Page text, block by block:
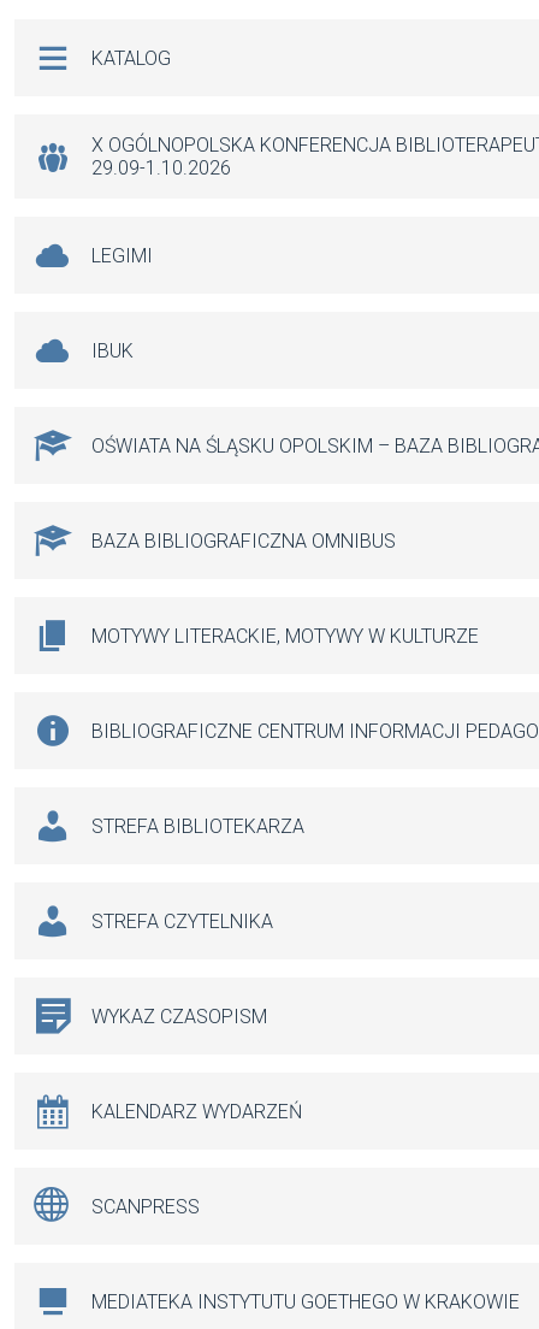
o
k
p
KATALOG
X OGÓLNOPOLSKA KONFERENCJA
29.09-1.10.2026
LEGIMI
IBUK
OŚWIATA NA ŚLĄSKU OPOLSKIM – BAZA
BAZA BIBLIOGRAFICZNA OMNIBUS
MOTYWY LITERACKIE, MOTYWY W KULTURZE
BIBLIOGRAFICZNE CENTRUM INFORMACJI
STREFA BIBLIOTEKARZA
STREFA CZYTELNIKA
WYKAZ CZASOPISM
KALENDARZ WYDARZEŃ
SCANPRESS
MEDIATEKA INSTYTUTU GOETHEGO W KRAKOWIE